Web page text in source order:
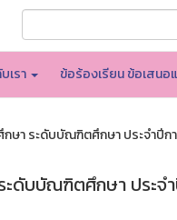
เรา ข้อร้องเรียน ข้อเสนอ
กษา ระดับบัณฑิตศึกษา ประจำปีก
ะดับบัณฑิตศึกษา ประจ